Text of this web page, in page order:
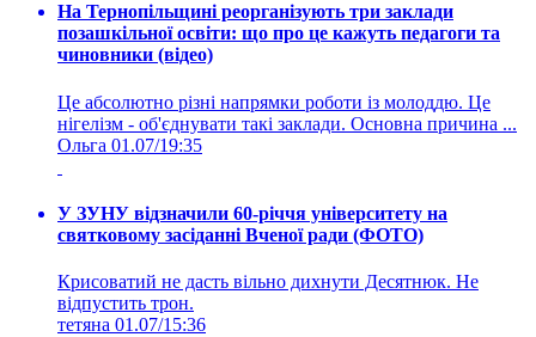
На Тернопільщині реорганізують три заклади
позашкільної освіти: що про це кажуть педагоги та
чиновники (відео)
Це абсолютно різні напрямки роботи із молоддю. Це
нігелізм - об'єднувати такі заклади. Основна причина ...
Ольга 01.07/19:35
У ЗУНУ відзначили 60-річчя університету на
святковому засіданні Вченої ради (ФОТО)
Крисоватий не дасть вільно дихнути Десятнюк. Не
відпустить трон.
тетяна 01.07/15:36